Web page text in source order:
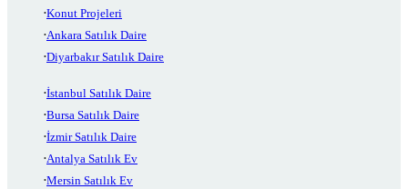
Konut Projeleri
Ankara Satılık Daire
Diyarbakır Satılık Daire
İstanbul Satılık Daire
Bursa Satılık Daire
İzmir Satılık Daire
Antalya Satılık Ev
Mersin Satılık Ev